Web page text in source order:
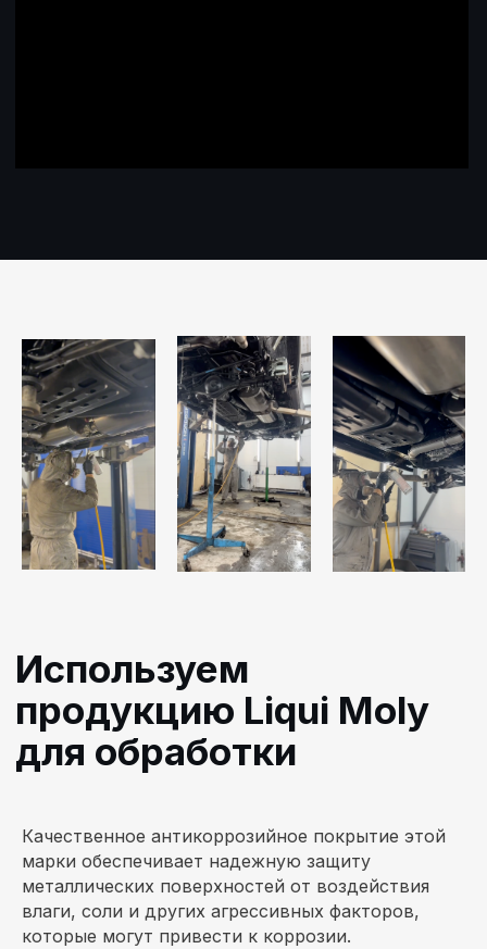
Качественное антикоррозийное покрытие этой
марки обеспечивает надежную защиту
металлических поверхностей от воздействия
влаги, соли и других агрессивных факторов,
которые могут привести к коррозии.